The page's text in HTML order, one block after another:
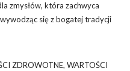
zmysłów, która zachwyca
się z bogatej tradycji
ZDROWOTNE, WARTOŚCI